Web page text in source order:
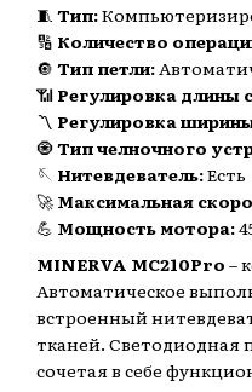
🧵 Тип:
🔢 Количество
🔘 Тип петли:
📶 Регулировка длины
〽️ Регулировка
🧿Тип челночного
🪡 Нитевдеватель:Есть
🚀 Максимальная
💪 Мощность мотора:
MINERVA MC210Pro –
Автоматическое
встроенный
тканей. Светодиодная
сочетая в себе